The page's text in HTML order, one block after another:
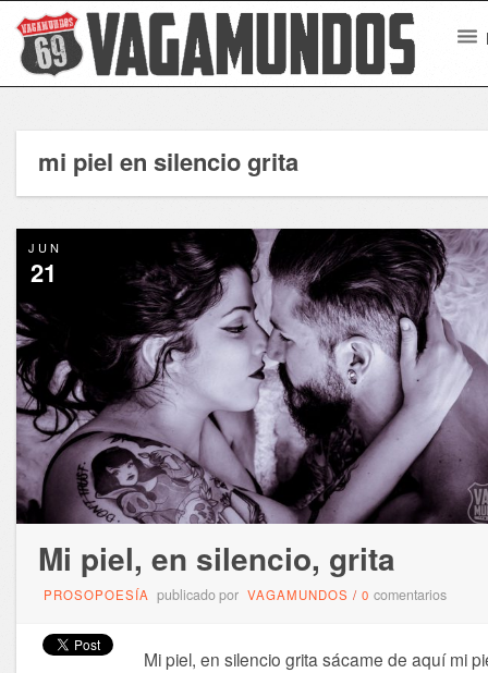
mi piel en silencio grita
JUN
21
Mi piel, en silencio, grita
PROSOPOESÍA publicado por VAGAMUNDOS / 0 comentarios
Mi piel, en silencio grita sácame de aquí mi